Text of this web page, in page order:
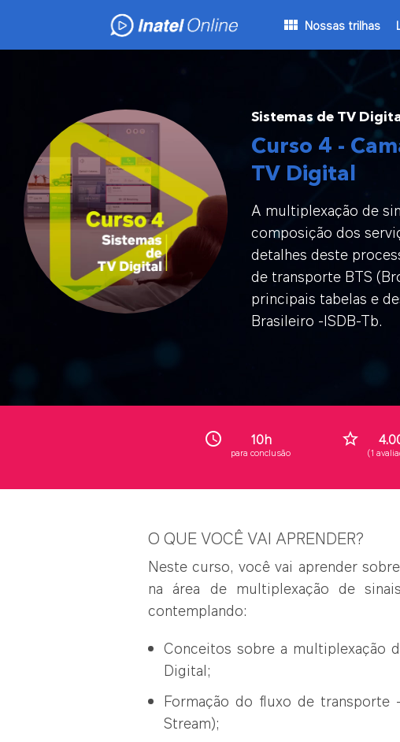
content
Nossas trilhas
Sistemas de TV
Curso 4 -
TV Digital
A multiplexação de
composição dos
detalhes deste
de transporte BTS
principais tabelas e
Brasileiro -ISDB-Tb.
access_time 10h
para conclusão
star_border
(1
O QUE VOCÊ VAI APRENDER?
Neste curso, você vai aprender
na área de multiplexação de
contemplando:
Conceitos sobre a multiplexação
Digital;
Formação do fluxo de transporte
Stream);